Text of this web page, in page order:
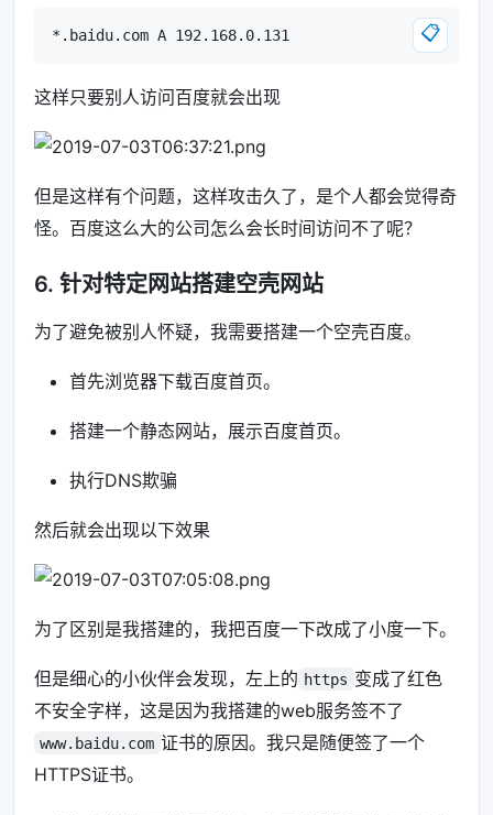
📋
这样只要别人访问百度就会出现
但是这样有个问题，这样攻击久了，是个人都会觉得奇
怪。百度这么大的公司怎么会长时间访问不了呢？
6. 针对特定网站搭建空壳网站
为了避免被别人怀疑，我需要搭建一个空壳百度。
首先浏览器下载百度首页。
搭建一个静态网站，展示百度首页。
执行DNS欺骗
然后就会出现以下效果
为了区别是我搭建的，我把百度一下改成了小度一下。
但是细心的小伙伴会发现，左上的 https 变成了红色
不安全字样，这是因为我搭建的web服务签不了
www.baidu.com 证书的原因。我只是随便签了一个
HTTPS证书。